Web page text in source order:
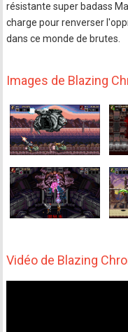
résistante super badass
charge pour renverser
dans ce monde de brutes.
Images de Blazing
Vidéo de Blazing